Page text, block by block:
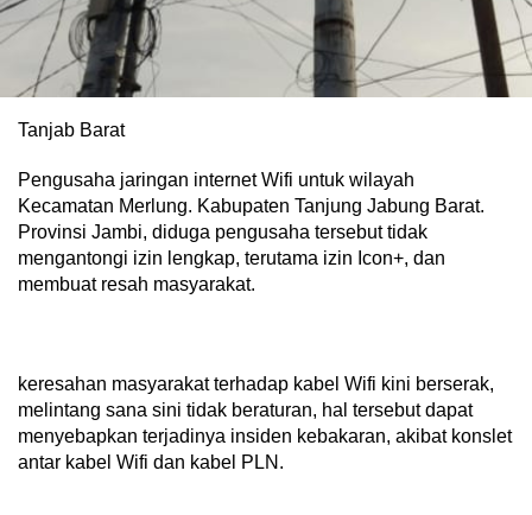
Tanjab Barat
Pengusaha jaringan internet Wifi untuk wilayah
Kecamatan Merlung. Kabupaten Tanjung Jabung Barat.
Provinsi Jambi, diduga pengusaha tersebut tidak
mengantongi izin lengkap, terutama izin Icon+, dan
membuat resah masyarakat.
keresahan masyarakat terhadap kabel Wifi kini berserak,
melintang sana sini tidak beraturan, hal tersebut dapat
menyebapkan terjadinya insiden kebakaran, akibat konslet
antar kabel Wifi dan kabel PLN.